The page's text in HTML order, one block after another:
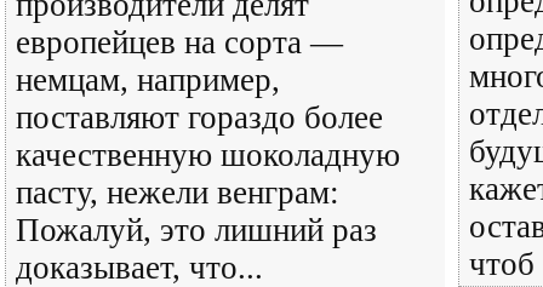
европейцев на сорта —
немцам, например,
поставляют гораздо более
качественную шоколадную
пасту, нежели венграм:
Пожалуй, это лишний раз
доказывает, что...
чтоб